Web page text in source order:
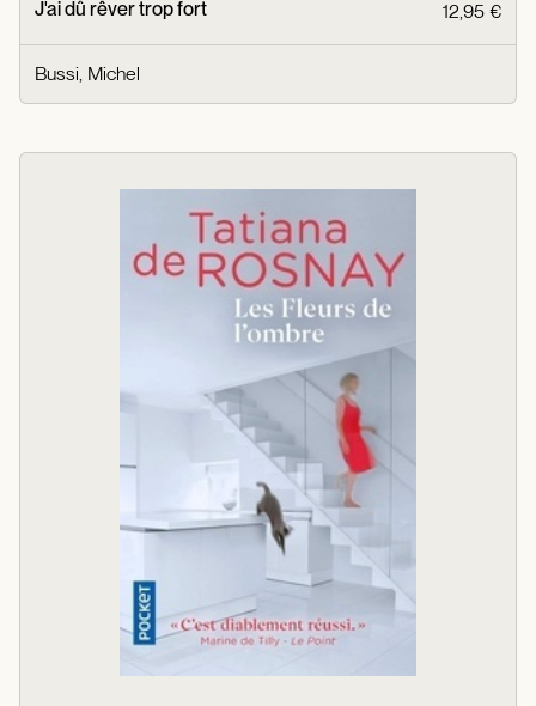
J'ai dû rêver trop fort 12,95 €
Bussi, Michel